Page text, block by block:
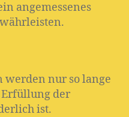
angemessenes
werden nur so lange
Erfüllung der
ist.